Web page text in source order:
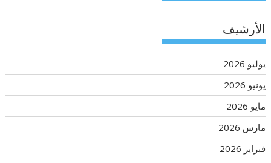
الأرشيف
يوليو 2026
يونيو 2026
مايو 2026
مارس 2026
فبراير 2026